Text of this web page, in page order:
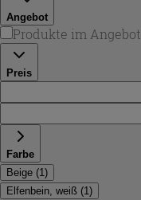
Angebot
Produkte im Angebot
Preis
Farbe
Beige (1 )
Elfenbein, weiß (1 )